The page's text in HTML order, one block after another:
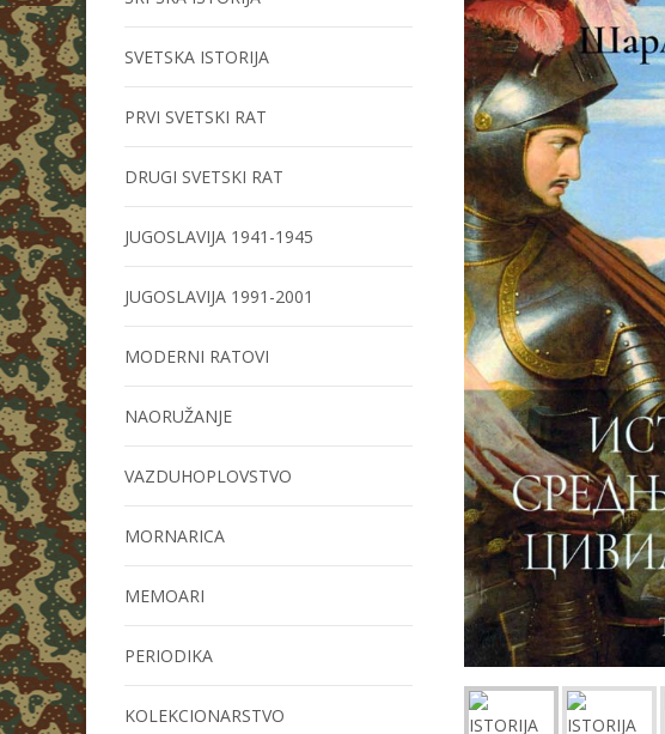
SVETSKA ISTORIJA
PRVI SVETSKI RAT
DRUGI SVETSKI RAT
JUGOSLAVIJA 1941-1945
JUGOSLAVIJA 1991-2001
MODERNI RATOVI
NAORUŽANJE
VAZDUHOPLOVSTVO
MORNARICA
MEMOARI
PERIODIKA
KOLEKCIONARSTVO